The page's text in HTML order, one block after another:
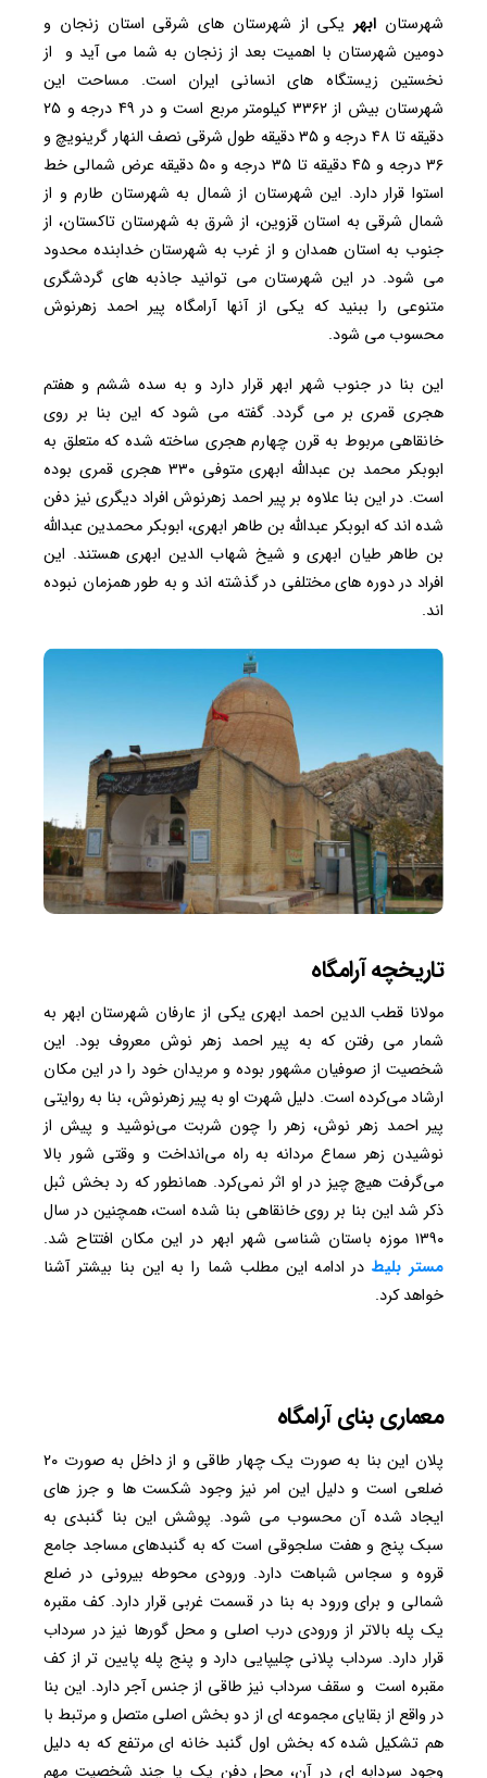
شهرستان ابهر یکی از شهرستان های شرقی استان زنجان و
دومین شهرستان با اهمیت بعد از زنجان به شما می آید و از
نخستین زیستگاه های انسانی ایران است. مساحت این
شهرستان بیش از ۳۳۶۲ کیلومتر مربع است و در ۴۹ درجه و ۲۵
دقیقه تا ۴۸ درجه و ۳۵ دقیقه طول شرقی نصف النهار گرینویچ و
۳۶ درجه و ۴۵ دقیقه تا ۳۵ درجه و ۵۰ دقیقه عرض شمالی خط
استوا قرار دارد. این شهرستان از شمال به شهرستان طارم و از
شمال شرقی به استان قزوین، از شرق به شهرستان تاکستان، از
جنوب به استان همدان و از غرب به شهرستان خدابنده محدود
می شود. در این شهرستان می توانید جاذبه های گردشگری
متنوعی را ببنید که یکی از آنها آرامگاه پیر احمد زهرنوش
محسوب می شود.
این بنا در جنوب شهر ابهر قرار دارد و به سده ششم و هفتم
هجری قمری بر می گردد. گفته می شود که این بنا بر روی
خانقاهی مربوط به قرن چهارم هجری ساخته شده که متعلق به
ابوبکر محمد بن عبدالله ابهری متوفی ۳۳۰ هجری قمری بوده‌
است. در این بنا علاوه بر پیر احمد زهرنوش افراد دیگری نیز دفن
شده اند که ابوبکر عبدالله بن طاهر ابهری، ابوبکر محمدین عبدالله
بن طاهر طیان ابهری و شیخ شهاب الدین ابهری هستند. این
افراد در دوره های مختلفی در گذشته اند و به طور همزمان نبوده
اند.
تاریخچه آرامگاه
مولانا قطب الدین احمد ابهری یکی از عارفان شهرستان ابهر به
شمار می رفتن که به پیر احمد زهر نوش معروف بود. این
شخصیت از صوفیان مشهور بوده و مریدان خود را در این مکان
ارشاد می‌کرده است. دلیل شهرت او به پیر زهرنوش، بنا به روایتی
پیر احمد زهر نوش، زهر را چون شربت می‌نوشید و پیش از
نوشیدن زهر سماع مردانه به راه می‌انداخت و وقتی شور بالا
می‌گرفت هیچ چیز در او اثر نمی‌کرد. همانطور که رد بخش ثبل
ذکر شد این بنا بر روی خانقاهی بنا شده است، همچنین در سال
۱۳۹۰ موزه باستان شناسی شهر ابهر در این مکان افتتاح شد.
مستر بلیطدر ادامه این مطلب شما را به این بنا بیشتر آشنا
خواهد کرد.
معماری بنای آرامگاه
پلان این بنا به صورت یک چهار طاقی و از داخل به صورت ۲۰
ضلعی است و دلیل این امر نیز وجود شکست‌ ها و جرز های
ایجاد شده آن محسوب می شود. پوشش این بنا گنبدی به
سبک پنج و هفت سلجوقی است که به گنبدهای مساجد جامع
قروه و سجاس شباهت دارد. ورودی محوطه بیرونی در ضلع
شمالی و برای ورود به بنا در قسمت غربی قرار دارد. کف مقبره
یک پله بالاتر از ورودی درب اصلی و محل گورها نیز در سرداب
قرار دارد. سرداب پلانی چلیپایی دارد و پنج پله پایین ‌تر از کف
مقبره است و سقف سرداب نیز طاقی از جنس آجر دارد. این بنا
در واقع از بقایای مجموعه ای از دو بخش اصلی متصل و مرتبط با
هم تشکیل شده که بخش اول گنبد خانه ای مرتفع که به دلیل
وجود سردابه ای در آن، محل دفن یک یا چند شخصیت مهم